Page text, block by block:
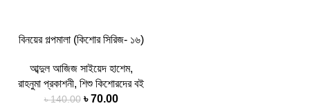
বিনয়ের গল্পমালা (কিশোর সিরিজ- ১৬)
আব্দুল আজিজ সাইয়েদ হাশেম,
রাহনুমা প্রকাশনী, শিশু কিশোরদের বই
৳140.00 ৳70.00